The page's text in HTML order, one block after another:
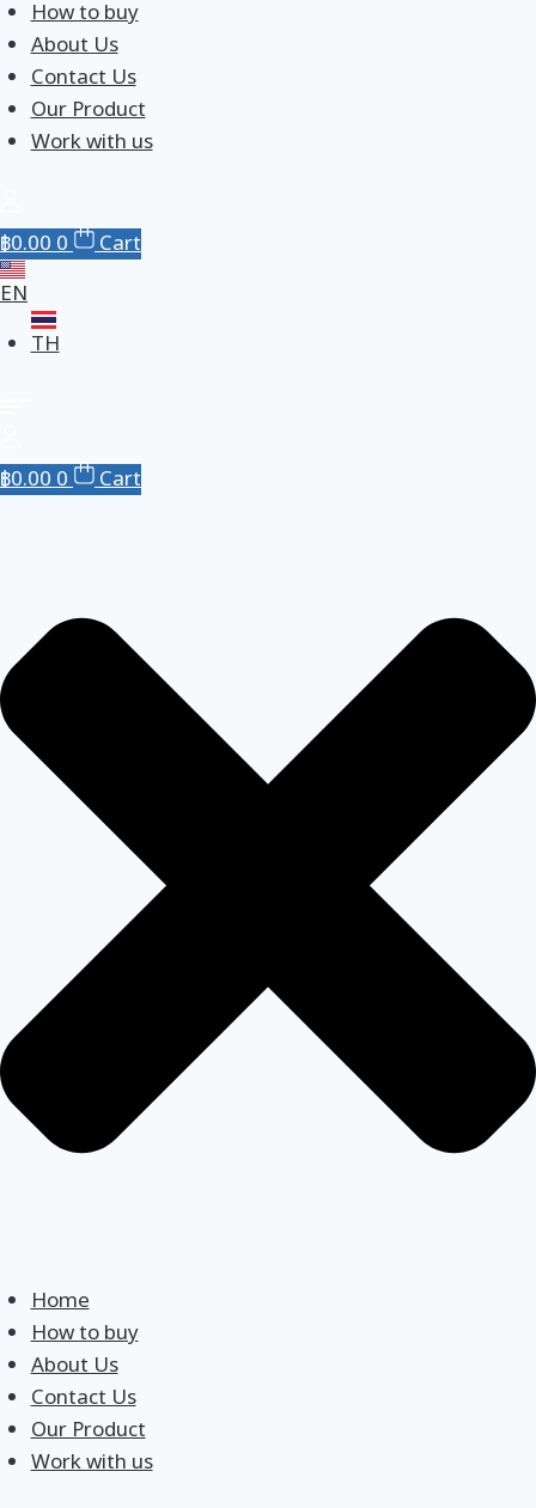
How to buy
About Us
Contact Us
Our Product
Work with us
฿0.000
Cart
EN
TH
฿0.000 Cart
Home
How to buy
About Us
Contact Us
Our Product
Work with us